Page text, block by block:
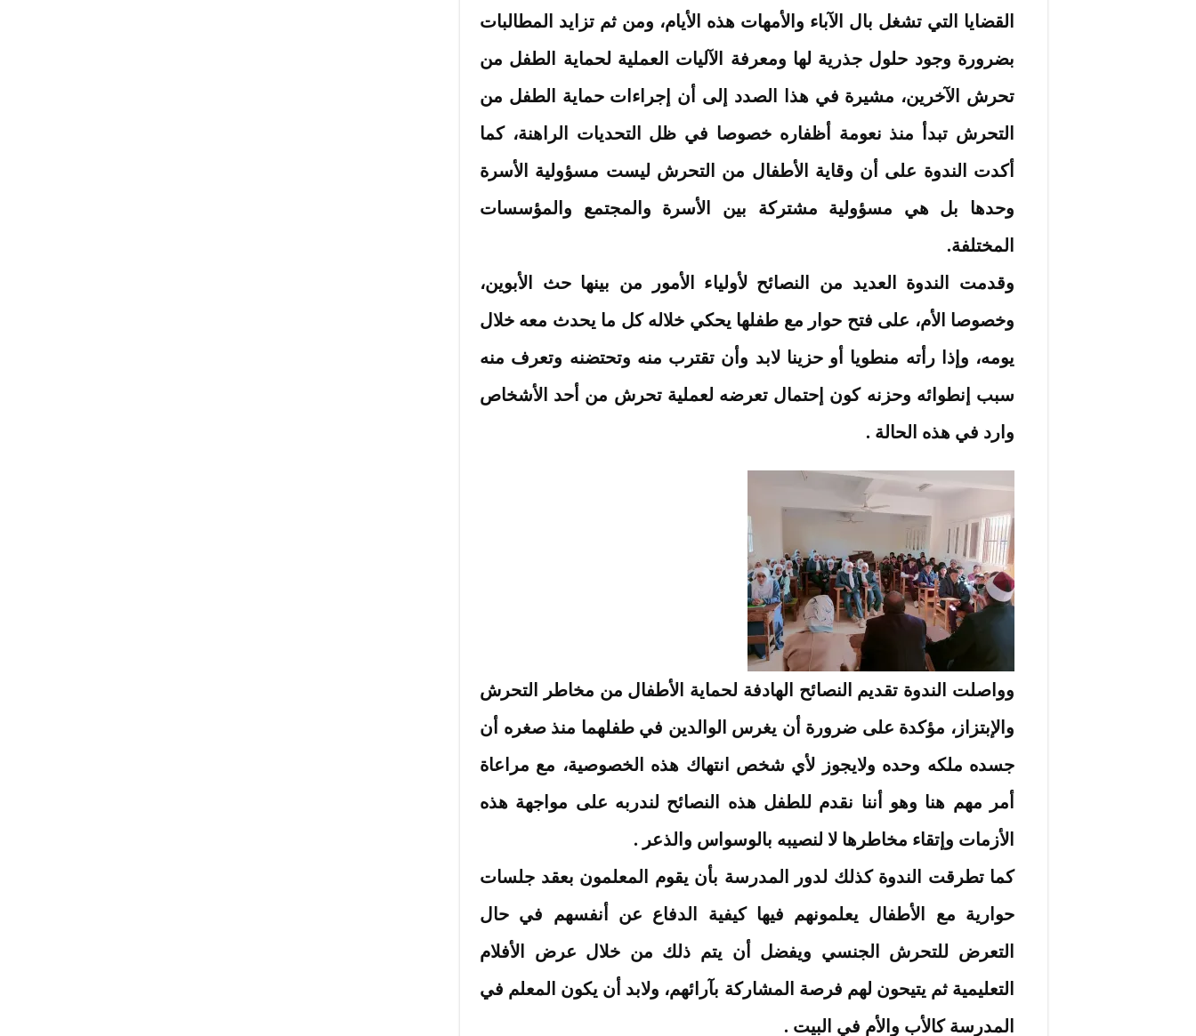
القضايا التي تشغل بال الآباء والأمهات هذه الأيام، ومن ثم تزايد المطالبات
بضرورة وجود حلول جذرية لها ومعرفة الآليات العملية لحماية الطفل من
تحرش الآخرين، مشيرة في هذا الصدد إلى أن إجراءات حماية الطفل من
التحرش تبدأ منذ نعومة أظفاره خصوصا في ظل التحديات الراهنة، كما
أكدت الندوة على أن وقاية الأطفال من التحرش ليست مسؤولية الأسرة
وحدها بل هي مسؤولية مشتركة بين الأسرة والمجتمع والمؤسسات
المختلفة.
وقدمت الندوة العديد من النصائح لأولياء الأمور من بينها حث الأبوين،
وخصوصا الأم، على فتح حوار مع طفلها يحكي خلاله كل ما يحدث معه خلال
يومه، وإذا رأته منطويا أو حزينا لابد وأن تقترب منه وتحتضنه وتعرف منه
سبب إنطوائه وحزنه كون إحتمال تعرضه لعملية تحرش من أحد الأشخاص
وارد في هذه الحالة .
وواصلت الندوة تقديم النصائح الهادفة لحماية الأطفال من مخاطر التحرش
والإبتزاز، مؤكدة على ضرورة أن يغرس الوالدين في طفلهما منذ صغره أن
جسده ملكه وحده ولايجوز لأي شخص انتهاك هذه الخصوصية، مع مراعاة
أمر مهم هنا وهو أننا نقدم للطفل هذه النصائح لندربه على مواجهة هذه
الأزمات وإتقاء مخاطرها لا لنصيبه بالوسواس والذعر .
كما تطرقت الندوة كذلك لدور المدرسة بأن يقوم المعلمون بعقد جلسات
حوارية مع الأطفال يعلمونهم فيها كيفية الدفاع عن أنفسهم في حال
التعرض للتحرش الجنسي ويفضل أن يتم ذلك من خلال عرض الأفلام
التعليمية ثم يتيحون لهم فرصة المشاركة بآرائهم، ولابد أن يكون المعلم في
المدرسة كالأب والأم في البيت .